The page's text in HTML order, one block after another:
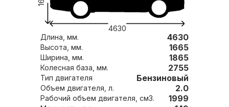
4630
Длина, мм. 4630
Высота, мм. 1665
Ширина, мм. 1865
Колесная база, мм. 2755
Тип двигателя Бензиновый
Объем двигателя, л. 2.0
Рабочий объем двигателя, см3. 1999